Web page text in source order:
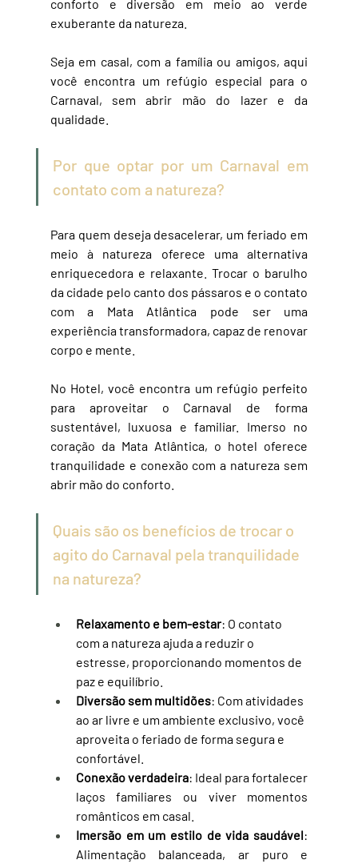
conforto e diversão em meio ao verde
exuberante da natureza.
Seja em casal, com a família ou amigos, aqui
você encontra um refúgio especial para o
Carnaval, sem abrir mão do lazer e da
qualidade.
Por que optar por um Carnaval em
contato com a natureza?
Para quem deseja desacelerar, um feriado em
meio à natureza oferece uma alternativa
enriquecedora e relaxante. Trocar o barulho
da cidade pelo canto dos pássaros e o contato
com a Mata Atlântica pode ser uma
experiência transformadora, capaz de renovar
corpo e mente.
No Hotel, você encontra um refúgio perfeito
para aproveitar o Carnaval de forma
sustentável, luxuosa e familiar. Imerso no
coração da Mata Atlântica, o hotel oferece
tranquilidade e conexão com a natureza sem
abrir mão do conforto.
Quais são os benefícios de trocar o
agito do Carnaval pela tranquilidade
na natureza?
Relaxamento e bem-estar: O contato
com a natureza ajuda a reduzir o
estresse, proporcionando momentos de
paz e equilíbrio.
Diversão sem multidões: Com atividades
ao ar livre e um ambiente exclusivo, você
aproveita o feriado de forma segura e
confortável.
Conexão verdadeira: Ideal para fortalecer
laços familiares ou viver momentos
românticos em casal.
Imersão em um estilo de vida saudável:
Alimentação balanceada, ar puro e